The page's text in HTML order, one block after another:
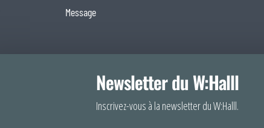
Newsletter du W:Halll
Inscrivez-vous à la newsletter du W:Halll.